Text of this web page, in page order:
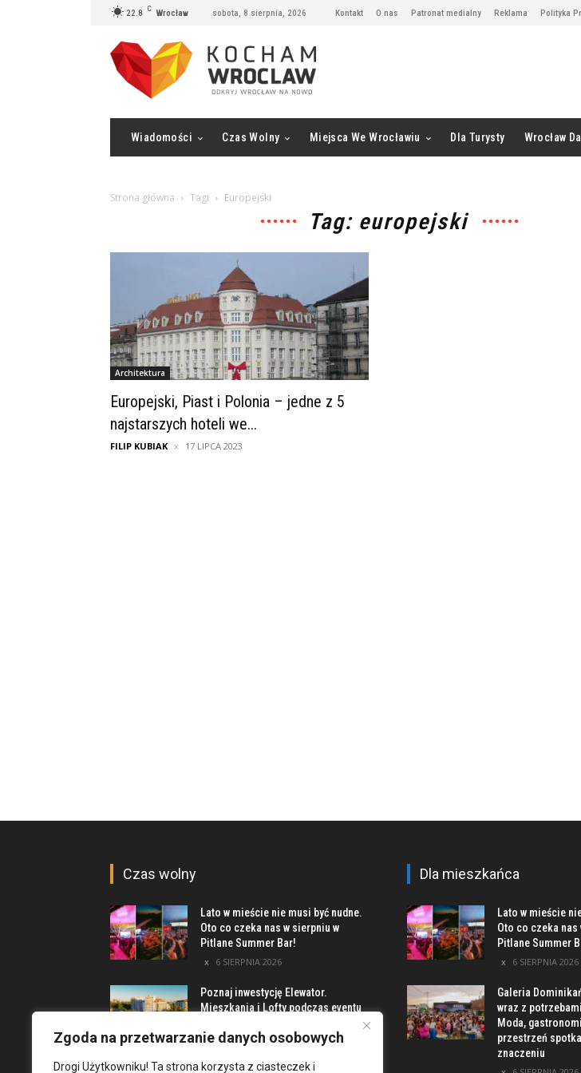
Zgoda na przetwarzanie danych osobowych
Drogi Użytkowniku! Ta strona korzysta z ciasteczek i
22.8 C Wrocław sobota, 8 sierpnia, 2026 Kontakt O nas Patronat medialny Reklama Polityka
Wiadomości Czas Wolny Miejsca We Wrocławiu Dla Turysty Wrocław
Strona główna Tagi Europejski
Tag: europejski
Architektura
Europejski, Piast i Polonia – jedne z 5
najstarszych hoteli we...
FILIP KUBIAK 17 LIPCA 2023
Czas wolny
Lato w mieście nie musi być nudne.
Oto co czeka nas w sierpniu w
Pitlane Summer Bar!
6 SIERPNIA 2026
Poznaj inwestycję Elewator.
Mieszkania i Lofty podczas eventu
5 SIERPNIA 2026
Dla mieszkańca
Lato w mieście
Oto co czeka nas
Pitlane Summer
6 SIERPNIA 2026
Galeria
wraz z
Moda,
przestrzeń
znaczeniu